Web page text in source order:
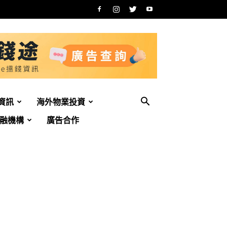
訊
海外物業投資
機構 廣告合作